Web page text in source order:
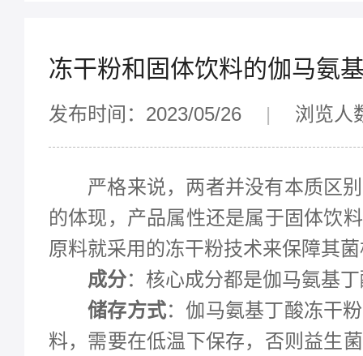
冻干粉和固体饮料的伽马氨
发布时间：2023/05/26 | 浏览人
严格来说，两者并没有本质区
的体现，产品属性还是属于固体饮
原料就采用的冻干粉技术来保障其
成分： 核心成分都是伽马氨基
储存方式：伽马氨基丁酸冻干粉
料， 需要在低温下保存，否则 益生菌